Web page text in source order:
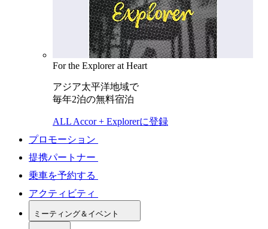
For the Explorer at Heart
アジア太平洋地域で
毎年2泊の無料宿泊
ALL Accor + Explorerに登録
プロモーション
提携パートナー
乗車を予約する
アクティビティ
ミーティング＆イベント